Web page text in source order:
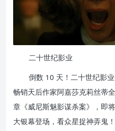
二十世纪影业
倒数 10 天！二十世纪影
畅销天后作家阿嘉莎克莉丝蒂
章《威尼斯魅影谋杀案》，即
大银幕登场，看众星捉神弄鬼